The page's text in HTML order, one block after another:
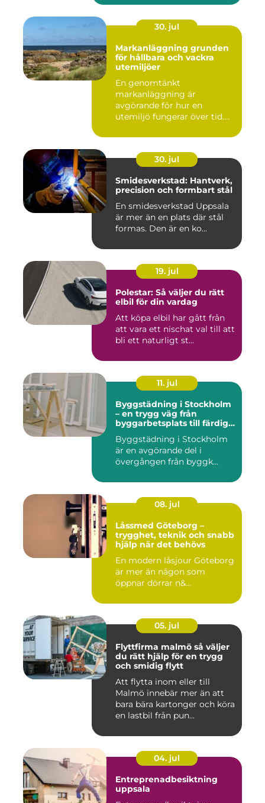
30. jul
Markanläggning grunden
för hållbara och vackra
utemiljöer
En genomtänkt
markanläggning är
avgörande för hur en
utemiljö fungerar över tid.
30. jul
Smidesverkstad: Hantverk,
precision och formbart stål
En smidesverkstad Uppsala
är mer än en plats där stål
formas. Den är en ko...
19. jul
Polestar: Så väljer du rätt
elbil för din vardag
Att köpa elbil har gått från
att vara ett nischat val till att
bli ett naturligt st...
11. jul
Byggstädning i Stockholm
– en trygg väg från
byggarbetsplats till färdig
Byggstädning i Stockholm
är en avgörande del i
övergången från byggk...
08. jul
Låssmed Göteborg –
trygghet, teknik och snabb
hjälp när det behövs
En modern låsjour Göteborg
är mer än någon som
öppnar dörrar n&...
05. jul
Flyttfirma malmö så väljer
du rätt hjälp för en trygg
och smidig flytt
Att flytta inom eller till
Malmö innebär mer än att
bara bära kartonger och köra
en lastbil från pun...
04. jul
Entreprenadbesiktning
uppsala